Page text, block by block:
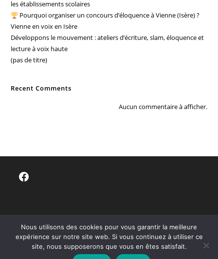
les établissements scolaires
Pourquoi organiser un concours d’éloquence à Vienne (Isère) ?
Vienne en voix en Isère
Développons le mouvement : ateliers d’écriture, slam, éloquence et
lecture à voix haute
(pas de titre)
Recent Comments
Aucun commentaire à afficher.
Facebook
Nous utilisons des cookies pour vous garantir la meilleure
expérience sur notre site web. Si vous continuez à utiliser ce
site, nous supposerons que vous en êtes satisfait.